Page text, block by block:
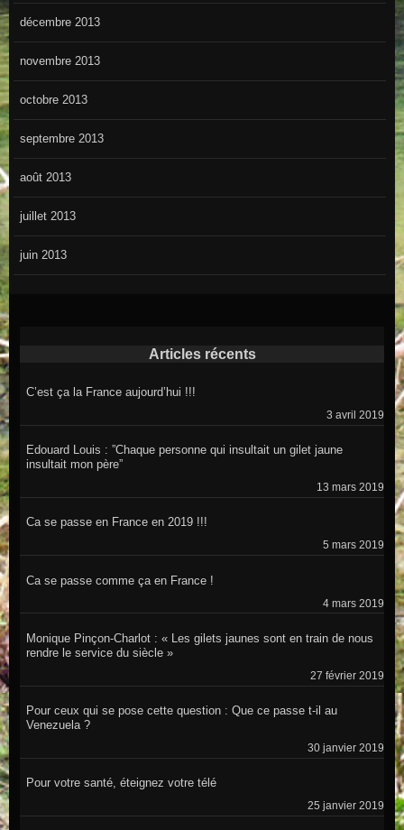
décembre 2013
novembre 2013
octobre 2013
septembre 2013
août 2013
juillet 2013
juin 2013
Articles récents
C’est ça la France aujourd’hui !!!
3 avril 2019
Edouard Louis : ”Chaque personne qui insultait un gilet jaune
insultait mon père”
13 mars 2019
Ca se passe en France en 2019 !!!
5 mars 2019
Ca se passe comme ça en France !
4 mars 2019
Monique Pinçon-Charlot : « Les gilets jaunes sont en train de nous
rendre le service du siècle »
27 février 2019
Pour ceux qui se pose cette question : Que ce passe t-il au
Venezuela ?
30 janvier 2019
Pour votre santé, éteignez votre télé
25 janvier 2019